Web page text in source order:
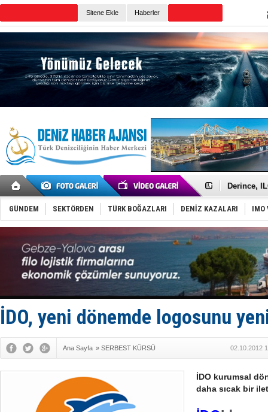
Sitene Ekle Haberler
Yüzyıl
Derince,
Tüpraş,
İTU AUV,
LNG
PROYAD,
Türkiye-
Türk
Deniz
DÖDER,
Fairline,
Baltık
Limana
GÜNDEM SEKTÖRDEN TÜRK BOĞAZLARI DENİZ KAZALARI IMO
İDO, yeni dönemde logosunu
Ana Sayfa » SERBEST KÜRSÜ 02.10.2012
İDO kurumsal
daha sıcak bir